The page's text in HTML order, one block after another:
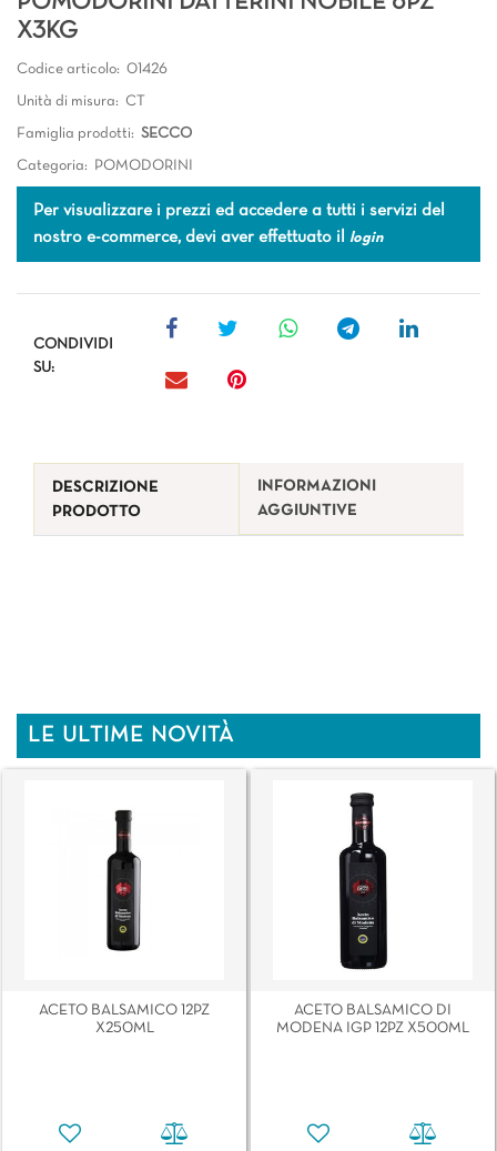
X3KG
Codice articolo: 01426
Unità di misura: CT
Famiglia prodotti: SECCO
Categoria: POMODORINI
Per visualizzare i prezzi ed accedere a tutti i servizi del
nostro e-commerce, devi aver effettuato il login
CONDIVIDI
SU:
DESCRIZIONE
PRODOTTO
INFORMAZIONI
AGGIUNTIVE
LE ULTIME NOVITÀ
ACETO BALSAMICO 12PZ
X250ML
ACETO BALSAMICO DI
MODENA IGP 12PZ X500ML